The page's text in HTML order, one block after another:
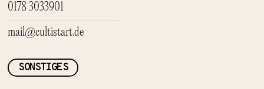
0178 3033901
mail@cultistart.de
SONSTIGES